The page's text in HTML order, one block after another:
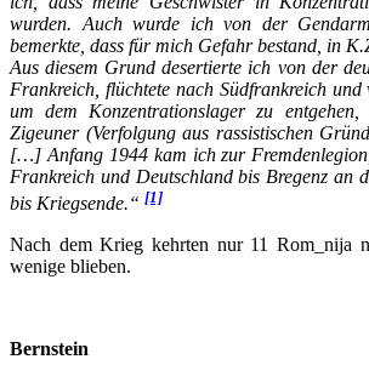
wurden. Auch wurde ich von der
bemerkte, dass für mich Gefahr bestand, in
Aus diesem Grund desertierte ich von der
Frankreich, flüchtete nach Südfrankreich
um dem Konzentrationslager zu
Zigeuner (Verfolgung aus rassistischen
[…] Anfang 1944 kam ich zur
Frankreich und Deutschland bis Bregenz an
bis Kriegsende.“ [1]
Nach dem Krieg kehrten nur 11 Rom_nija
wenige blieben.
Bernstein